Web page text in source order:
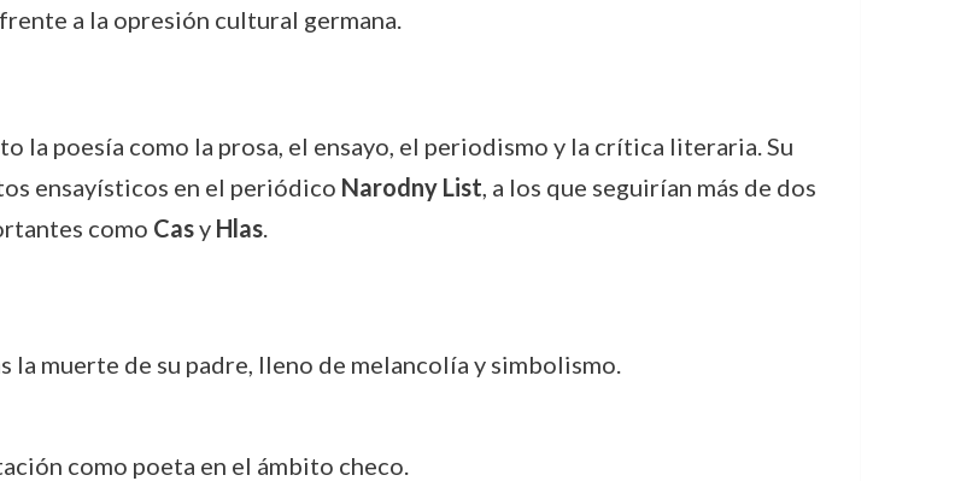
a la opresión cultural germana.
la poesía como la prosa, el ensayo, el periodismo y la crítica literaria. Su
ensayísticos en el periódico Narodny List, a los que seguirían más de dos
como Casy Hlas.
la muerte de su padre, lleno de melancolía y simbolismo.
como poeta en el ámbito checo.